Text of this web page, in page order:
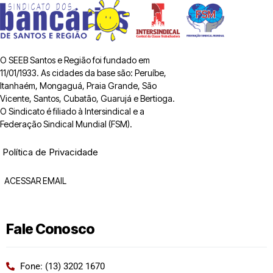
O SEEB Santos e Região foi fundado em
11/01/1933. As cidades da base são: Peruíbe,
Itanhaém, Mongaguá, Praia Grande, São
Vicente, Santos, Cubatão, Guarujá e Bertioga.
O Sindicato é filiado à Intersindical e a
Federação Sindical Mundial (FSM).
Política de Privacidade
ACESSAR EMAIL
Fale Conosco
Fone: (13) 3202 1670